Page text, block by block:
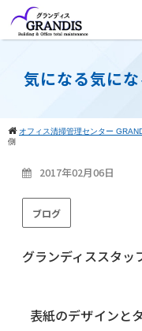
気になる気に
オフィス清掃管理センター
側
2017年02月06日
ブログ
グランディススタッ
表紙のデザインと